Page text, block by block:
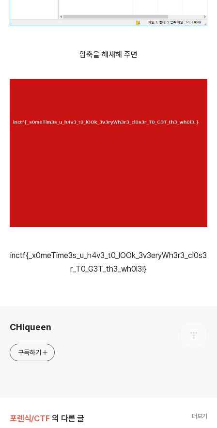
압축을 해재해 주면
inctf{_x0meTime3s_u_h4v3_t0_lOOk_3v3eryWh3r3_cl0s3
r_T0_G3T_th3_wh0l3!}
CHIqueen
구독하기
포렌식/CTF 의 다른 글 더보기